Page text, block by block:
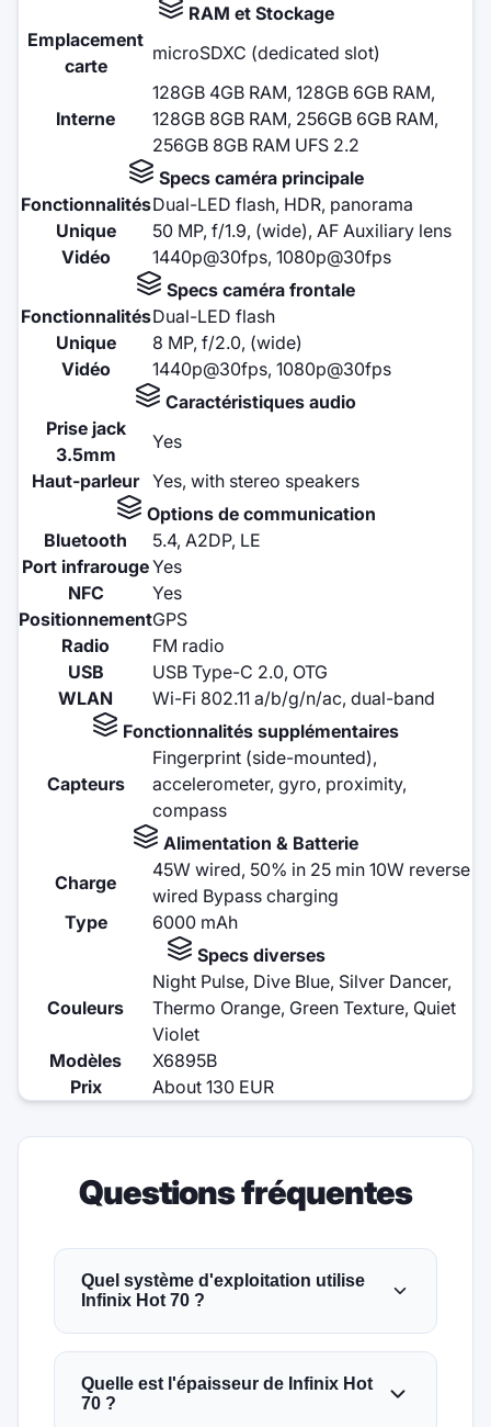
RAM et Stockage
Emplacement
carte
microSDXC (dedicated slot)
Interne
128GB 4GB RAM, 128GB 6GB RAM,
128GB 8GB RAM, 256GB 6GB RAM,
256GB 8GB RAM UFS 2.2
Specs caméra principale
FonctionnalitésDual-LED flash, HDR, panorama
Unique
50 MP, f/1.9, (wide), AF Auxiliary lens
Vidéo
1440p@30fps, 1080p@30fps
Specs caméra frontale
FonctionnalitésDual-LED flash
Unique
8 MP, f/2.0, (wide)
Vidéo
1440p@30fps, 1080p@30fps
Caractéristiques audio
Prise jack
3.5mm
Yes
Haut-parleur Yes, with stereo speakers
Options de communication
Bluetooth
5.4, A2DP, LE
Port infrarougeYes
NFC
Yes
PositionnementGPS
Radio
FM radio
USB
USB Type-C 2.0, OTG
WLAN
Wi-Fi 802.11 a/b/g/n/ac, dual-band
Fonctionnalités supplémentaires
Capteurs
Fingerprint (side-mounted),
accelerometer, gyro, proximity,
compass
Alimentation & Batterie
Charge
45W wired, 50% in 25 min 10W reverse
wired Bypass charging
Type
6000 mAh
Specs diverses
Couleurs
Night Pulse, Dive Blue, Silver Dancer,
Thermo Orange, Green Texture, Quiet
Violet
Modèles
X6895B
Prix
About 130 EUR
Questions fréquentes
Quel système d'exploitation utilise
Infinix Hot 70 ?
Quelle est l'épaisseur de Infinix Hot
70 ?